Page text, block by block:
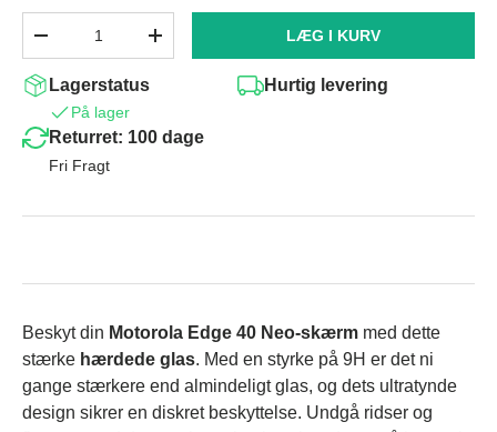
-
+ LÆG I KURV
Lagerstatus
På lager
Hurtig levering
Returret: 100 dage
Fri Fragt
Beskyt din Motorola Edge 40 Neo-skærm med dette
stærke hærdede glas. Med en styrke på 9H er det ni
gange stærkere end almindeligt glas, og dets ultratynde
design sikrer en diskret beskyttelse. Undgå ridser og